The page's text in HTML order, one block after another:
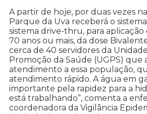
A partir de hoje, por duas vezes
Parque da Uva receberá o
sistema drive-thru, para aplicação
70 anos ou mais, da dose
cerca de 40 servidores da
Promoção da Saúde (UGPS) que
atendimento a essa população,
atendimento rápido. A água em
importante pela rapidez para a
está trabalhando”, comenta a
coordenadora da Vigilância